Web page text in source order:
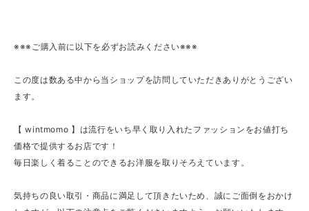
※※※ご購入前に以下を必ずお読みください※※※
この度は数ある中から当ショップを訪問していただきありがとうござい
ます。
【 wintmomo 】は流行をいち早く取り入れたファッションをお値打ち
価格で提供するお店です！
毎日楽しく着ることのできるお洋服を取りそろえています。
気持ちの良い取引・商品に満足して頂きたいため、誠にご面倒をおかけ